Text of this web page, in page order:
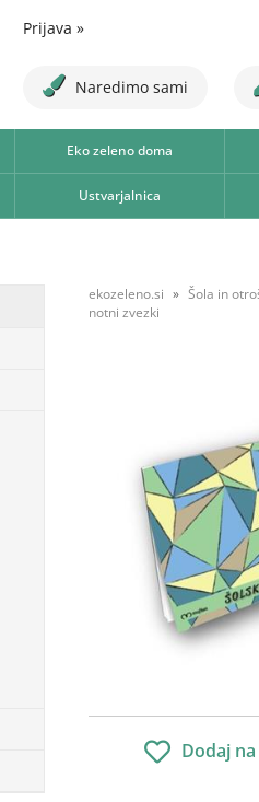
Prijava »
Naredimo sami
Eko zeleno doma
Ustvarjalnica
ekozeleno.si
Šola in
notni zvezki
Dodaj